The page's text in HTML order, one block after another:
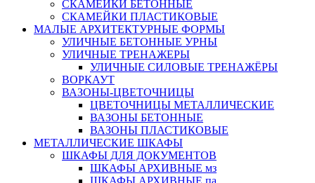
СКАМЕЙКИ БЕТОННЫЕ
СКАМЕЙКИ ПЛАСТИКОВЫЕ
МАЛЫЕ АРХИТЕКТУРНЫЕ ФОРМЫ
УЛИЧНЫЕ БЕТОННЫЕ УРНЫ
УЛИЧНЫЕ ТРЕНАЖЕРЫ
УЛИЧНЫЕ СИЛОВЫЕ ТРЕНАЖЁРЫ
ВОРКАУТ
ВАЗОНЫ-ЦВЕТОЧНИЦЫ
ЦВЕТОЧНИЦЫ МЕТАЛЛИЧЕСКИЕ
ВАЗОНЫ БЕТОННЫЕ
ВАЗОНЫ ПЛАСТИКОВЫЕ
МЕТАЛЛИЧЕСКИЕ ШКАФЫ
ШКАФЫ ДЛЯ ДОКУМЕНТОВ
ШКАФЫ АРХИВНЫЕ мз
ШКАФЫ АРХИВНЫЕ па